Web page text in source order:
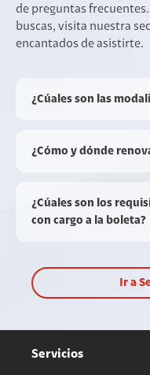
de preguntas
buscas, visita nuestra
encantados de asistirte.
¿Cúales son las
¿Cómo y dónde
¿Cúales son los
con cargo a la boleta?
Ir a
Servicios